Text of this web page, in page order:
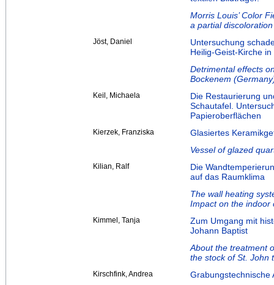
Morris Louis’ Color
a partial
Jöst, Daniel
Untersuchung
Heilig-Geist-Kirche
Detrimental effects
Bockenem
Keil, Michaela
Die Restaurierung
Schautafel.
Papieroberflächen
Kierzek, Franziska
Glasiertes
Vessel of glazed
Kilian, Ralf
Die
auf das Raumklima
The wall heating
Impact on the indoor
Kimmel, Tanja
Zum Umgang mit
Johann Baptist
About the treatment
the stock of St. John
Kirschfink, Andrea Grabungstechnische